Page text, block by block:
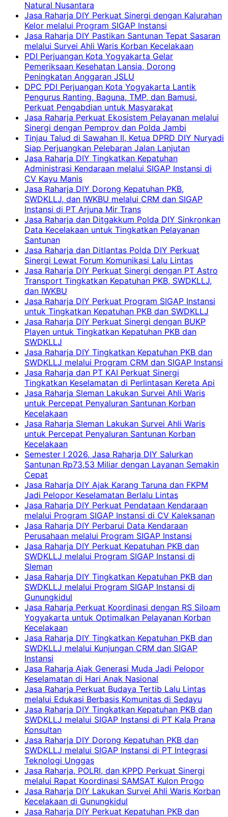
Natural Nusantara
Jasa Raharja DIY Perkuat Sinergi dengan Kalurahan
Kelor melalui Program SIGAP Instansi
Jasa Raharja DIY Pastikan Santunan Tepat Sasaran
melalui Survei Ahli Waris Korban Kecelakaan
PDI Perjuangan Kota Yogyakarta Gelar
Pemeriksaan Kesehatan Lansia, Dorong
Peningkatan Anggaran JSLU
DPC PDI Perjuangan Kota Yogyakarta Lantik
Pengurus Ranting, Baguna, TMP, dan Bamusi,
Perkuat Pengabdian untuk Masyarakat
Jasa Raharja Perkuat Ekosistem Pelayanan melalui
Sinergi dengan Pemprov dan Polda Jambi
Tinjau Talud di Sawahan II, Ketua DPRD DIY Nuryadi
Siap Perjuangkan Pelebaran Jalan Lanjutan
Jasa Raharja DIY Tingkatkan Kepatuhan
Administrasi Kendaraan melalui SIGAP Instansi di
CV Kayu Manis
Jasa Raharja DIY Dorong Kepatuhan PKB,
SWDKLLJ, dan IWKBU melalui CRM dan SIGAP
Instansi di PT Arjuna Mir Trans
Jasa Raharja dan Ditgakkum Polda DIY Sinkronkan
Data Kecelakaan untuk Tingkatkan Pelayanan
Santunan
Jasa Raharja dan Ditlantas Polda DIY Perkuat
Sinergi Lewat Forum Komunikasi Lalu Lintas
Jasa Raharja DIY Perkuat Sinergi dengan PT Astro
Transport Tingkatkan Kepatuhan PKB, SWDKLLJ,
dan IWKBU
Jasa Raharja DIY Perkuat Program SIGAP Instansi
untuk Tingkatkan Kepatuhan PKB dan SWDKLLJ
Jasa Raharja DIY Perkuat Sinergi dengan BUKP
Playen untuk Tingkatkan Kepatuhan PKB dan
SWDKLLJ
Jasa Raharja DIY Tingkatkan Kepatuhan PKB dan
SWDKLLJ melalui Program CRM dan SIGAP Instansi
Jasa Raharja dan PT KAI Perkuat Sinergi
Tingkatkan Keselamatan di Perlintasan Kereta Api
Jasa Raharja Sleman Lakukan Survei Ahli Waris
untuk Percepat Penyaluran Santunan Korban
Kecelakaan
Jasa Raharja Sleman Lakukan Survei Ahli Waris
untuk Percepat Penyaluran Santunan Korban
Kecelakaan
Semester I 2026, Jasa Raharja DIY Salurkan
Santunan Rp73,53 Miliar dengan Layanan Semakin
Cepat
Jasa Raharja DIY Ajak Karang Taruna dan FKPM
Jadi Pelopor Keselamatan Berlalu Lintas
Jasa Raharja DIY Perkuat Pendataan Kendaraan
melalui Program SIGAP Instansi di CV Kaleksanan
Jasa Raharja DIY Perbarui Data Kendaraan
Perusahaan melalui Program SIGAP Instansi
Jasa Raharja DIY Perkuat Kepatuhan PKB dan
SWDKLLJ melalui Program SIGAP Instansi di
Sleman
Jasa Raharja DIY Tingkatkan Kepatuhan PKB dan
SWDKLLJ melalui Program SIGAP Instansi di
Gunungkidul
Jasa Raharja Perkuat Koordinasi dengan RS Siloam
Yogyakarta untuk Optimalkan Pelayanan Korban
Kecelakaan
Jasa Raharja DIY Tingkatkan Kepatuhan PKB dan
SWDKLLJ melalui Kunjungan CRM dan SIGAP
Instansi
Jasa Raharja Ajak Generasi Muda Jadi Pelopor
Keselamatan di Hari Anak Nasional
Jasa Raharja Perkuat Budaya Tertib Lalu Lintas
melalui Edukasi Berbasis Komunitas di Sedayu
Jasa Raharja DIY Tingkatkan Kepatuhan PKB dan
SWDKLLJ melalui SIGAP Instansi di PT Kala Prana
Konsultan
Jasa Raharja DIY Dorong Kepatuhan PKB dan
SWDKLLJ melalui SIGAP Instansi di PT Integrasi
Teknologi Unggas
Jasa Raharja, POLRI, dan KPPD Perkuat Sinergi
melalui Rapat Koordinasi SAMSAT Kulon Progo
Jasa Raharja DIY Lakukan Survei Ahli Waris Korban
Kecelakaan di Gunungkidul
Jasa Raharja DIY Perkuat Kepatuhan PKB dan